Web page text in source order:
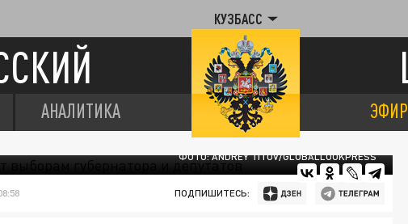
КУЗБАСС
АНАЛИТИКА ЭФИР
ФОТО: ANDREY TITOV/GLOBALLOOKPRESS
ПОДПИШИТЕСЬ: